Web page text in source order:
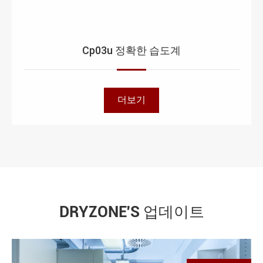
Cp03u 정확한 습도계
더보기
DRYZONE'S 업데이트